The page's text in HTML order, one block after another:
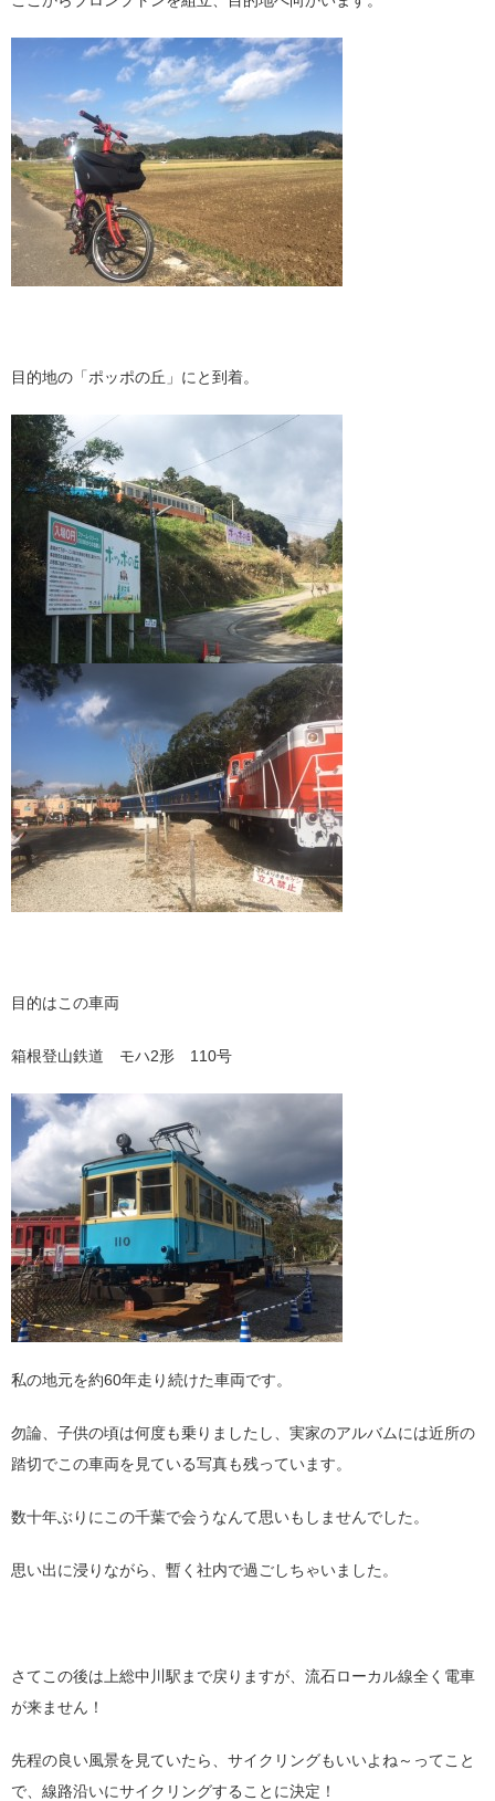
目的地の「ポッポの丘」にと到着。
目的はこの車両
箱根登山鉄道 モハ2形 110号
私の地元を約60年走り続けた車両です。
勿論、子供の頃は何度も乗りましたし、実家のアルバムには近所の
踏切でこの車両を見ている写真も残っています。
数十年ぶりにこの千葉で会うなんて思いもしませんでした。
思い出に浸りながら、暫く社内で過ごしちゃいました。
さてこの後は上総中川駅まで戻りますが、流石ローカル線全く電車
が来ません！
先程の良い風景を見ていたら、サイクリングもいいよね～ってこと
で、線路沿いにサイクリングすることに決定！